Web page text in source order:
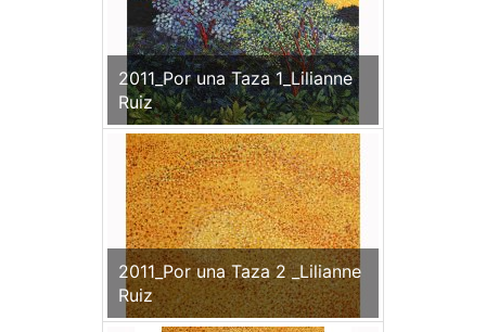
2011_Por una Taza 1_Lilianne
Ruiz
2011_Por una Taza 2 _Lilianne
Ruiz